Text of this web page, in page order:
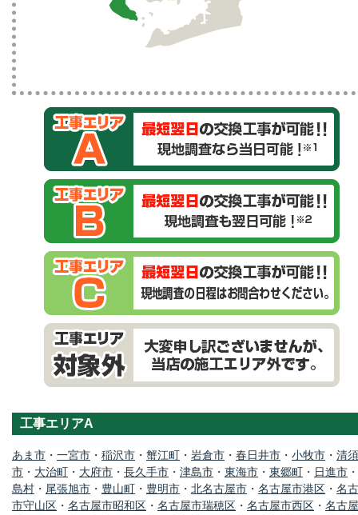
工事エリアA
あま市 ・ 一宮市 ・ 稲沢市 ・ 蟹江町 ・ 岩倉市 ・ 春日井市 ・ 小牧市 ・ 清須
市 ・ 大治町 ・ 大府市 ・ 長久手市 ・ 津島市 ・ 東海市 ・ 東郷町 ・ 日進市 ・
島村 ・ 尾張旭市 ・ 豊山町 ・ 豊明市 ・ 北名古屋市 ・ 名古屋市港区 ・ 名
市守山区 ・ 名古屋市昭和区 ・ 名古屋市瑞穂区 ・ 名古屋市西区 ・ 名古